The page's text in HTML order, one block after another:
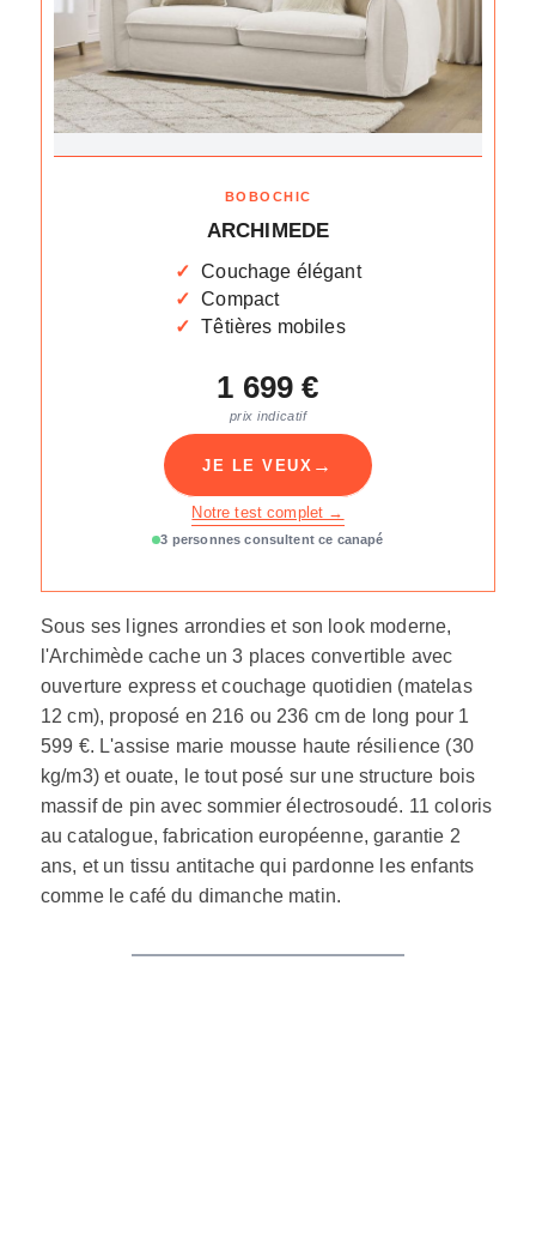
BOBOCHIC
ARCHIMEDE
Couchage élégant
Compact
Têtières mobiles
1 699 €
prix indicatif
JE LE VEUX →
Notre test complet →
3 personnes consultent ce canapé
Sous ses lignes arrondies et son look moderne,
l'Archimède cache un 3 places convertible avec
ouverture express et couchage quotidien (matelas
12 cm), proposé en 216 ou 236 cm de long pour 1
599 €. L'assise marie mousse haute résilience (30
kg/m3) et ouate, le tout posé sur une structure bois
massif de pin avec sommier électrosoudé. 11 coloris
au catalogue, fabrication européenne, garantie 2
ans, et un tissu antitache qui pardonne les enfants
comme le café du dimanche matin.